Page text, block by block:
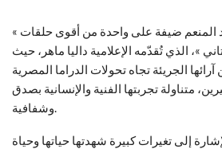
المنعم ضيفة على واحدة من أقوى حلقات »
»، الذي تُقدّمه الإعلامية داليا ماهر، حيث
الجريئة تجاه تحولات الدراما المصرية
متناولة تجربتها الفنية والإنسانية بصدق
وشفافية.
إلى تغيرات كبيرة شهدتها حياتها وحياة